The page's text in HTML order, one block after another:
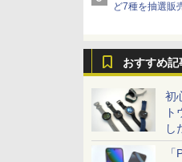
ど7種を抽選販
おすすめ記
初
し